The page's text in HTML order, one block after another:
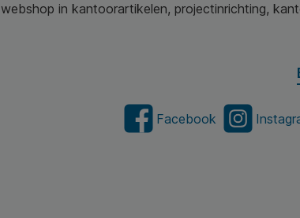
webshop in kantoorartikelen, projectinrichting,
Facebook